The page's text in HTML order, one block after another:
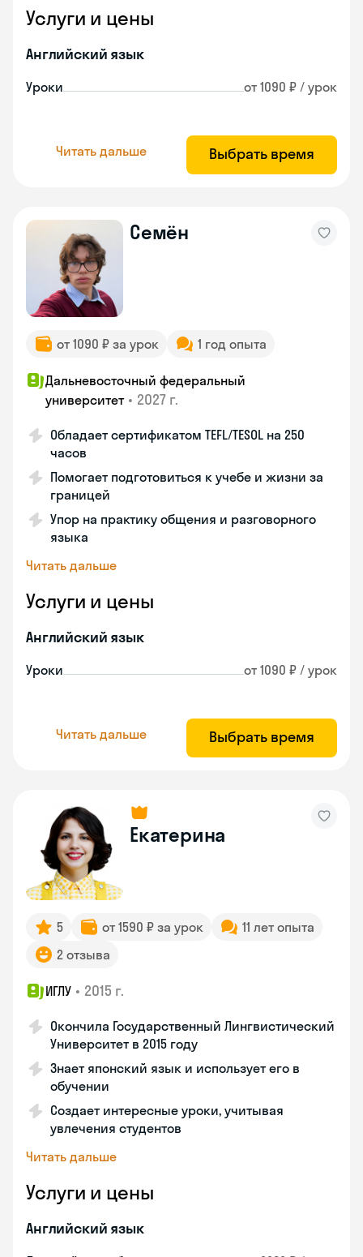
Услуги и цены
Английский язык
Уроки от 1090 ₽ / урок
Читать дальше Выбрать время
Семён
от 1090 ₽ за урок 1 год опыта
Дальневосточный федеральный
университет • 2027 г.
Обладает сертификатом TEFL/TESOL на 250
часов
Помогает подготовиться к учебе и жизни за
границей
Упор на практику общения и разговорного
языка
Читать дальше
Услуги и цены
Английский язык
Уроки от 1090 ₽ / урок
Читать дальше Выбрать время
Екатерина
5 от 1590 ₽ за урок
11 лет опыта
2 отзыва
ИГЛУ • 2015 г.
Окончила Государственный Лингвистический
Университет в 2015 году
Знает японский язык и использует его в
обучении
Создает интересные уроки, учитывая
увлечения студентов
Читать дальше
Услуги и цены
Английский язык